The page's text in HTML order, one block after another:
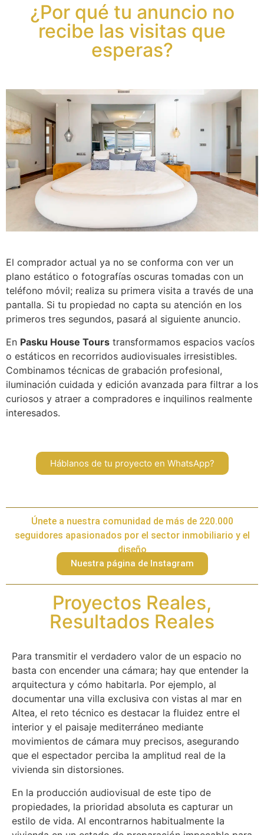
¿Por qué tu anuncio no
recibe las visitas que
esperas?
El comprador actual ya no se conforma con ver un
plano estático o fotografías oscuras tomadas con un
teléfono móvil; realiza su primera visita a través de una
pantalla. Si tu propiedad no capta su atención en los
primeros tres segundos, pasará al siguiente anuncio.
En Pasku House Tours transformamos espacios vacíos
o estáticos en recorridos audiovisuales irresistibles.
Combinamos técnicas de grabación profesional,
iluminación cuidada y edición avanzada para filtrar a los
curiosos y atraer a compradores e inquilinos realmente
interesados.
Háblanos de tu proyecto en WhatsApp?
Únete a nuestra comunidad de más de 220.000
seguidores apasionados por el sector inmobiliario y el
diseño
Nuestra página de Instagram
Proyectos Reales,
Resultados Reales
Para transmitir el verdadero valor de un espacio no
basta con encender una cámara; hay que entender la
arquitectura y cómo habitarla. Por ejemplo, al
documentar una villa exclusiva con vistas al mar en
Altea, el reto técnico es destacar la fluidez entre el
interior y el paisaje mediterráneo mediante
movimientos de cámara muy precisos, asegurando
que el espectador perciba la amplitud real de la
vivienda sin distorsiones.
En la producción audiovisual de este tipo de
propiedades, la prioridad absoluta es capturar un
estilo de vida. Al encontrarnos habitualmente la